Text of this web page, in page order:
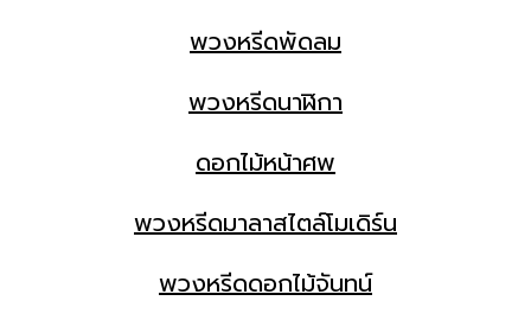
พวงหรีดพัดลม
พวงหรีดนาฬิกา
ดอกไม้หน้าศพ
พวงหรีดมาลาสไตล์โมเดิร์น
พวงหรีดดอกไม้จันทน์